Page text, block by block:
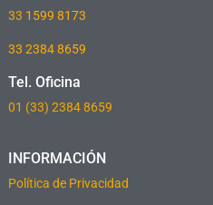
33 1599 8173
33 2384 8659
Tel. Oficina
01 (33) 2384 8659
INFORMACIÓN
Política de Privacidad